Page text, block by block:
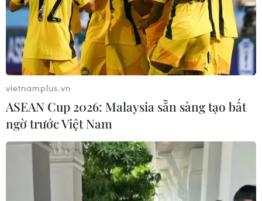
Bắc Ninh: Công ty giấy trong làng nghề
Phong Khê bốc cháy dữ dội
o vật liệu cháy là giấy, dễ bắt lửa, cháy lan nên công
vietnamplus.vn
ASEAN Cup 2026: Malaysia sẵn sàng tạo bất
ngờ trước Việt Nam